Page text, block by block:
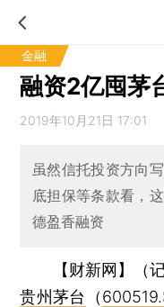
金融
融资2亿囤茅
2019年10月21日 17:01
虽然信托投资方向
底担保等条款看，
德盈香融资
【财新网】（
贵州茅台
（